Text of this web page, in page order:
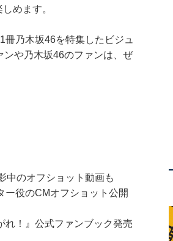
めます。
乃木坂46を特集したビジュ
や乃木坂46のファンは、ぜ
中のオフショット動画も
ー役のCMオフショット公開
れ！』公式ファンブック発売